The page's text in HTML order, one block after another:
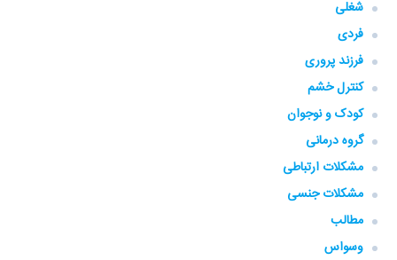
شغلی
فردی
فرزند پروری
کنترل خشم
کودک و نوجوان
گروه‌ درمانی
مشکلات ارتباطی
مشکلات جنسی
مطالب
وسواس